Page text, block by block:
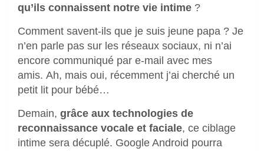
qu’ils connaissent notre vie intime ?
Comment savent-ils que je suis jeune papa ? Je
n’en parle pas sur les réseaux sociaux, ni n’ai
encore communiqué par e-mail avec mes
amis. Ah, mais oui, récemment j’ai cherché un
petit lit pour bébé…
Demain, grâce aux technologies de
reconnaissance vocale et faciale, ce ciblage
intime sera décuplé. Google Android pourra